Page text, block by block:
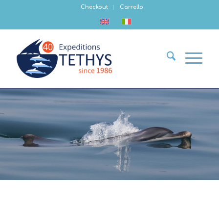
Checkout Carrello